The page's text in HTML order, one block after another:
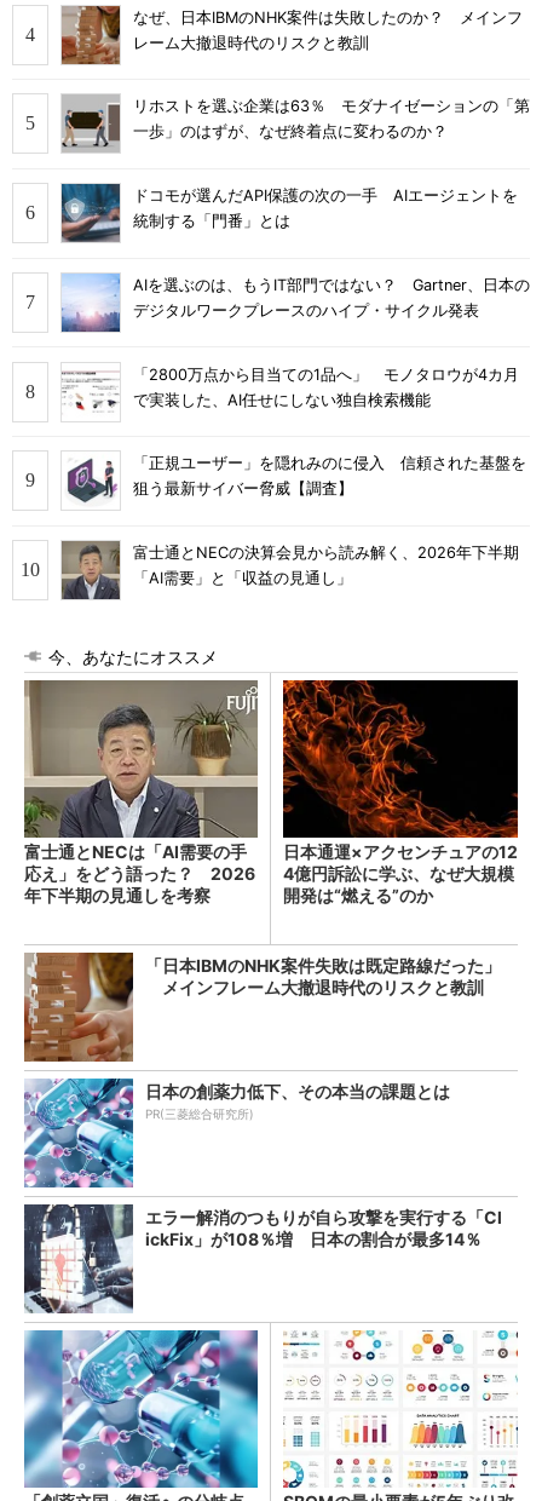
なぜ、日本IBMのNHK案件は失敗したのか？ メインフ
レーム大撤退時代のリスクと教訓
リホストを選ぶ企業は63％ モダナイゼーションの「第
一歩」のはずが、なぜ終着点に変わるのか？
ドコモが選んだAPI保護の次の一手 AIエージェントを
統制する「門番」とは
AIを選ぶのは、もうIT部門ではない？ Gartner、日本の
デジタルワークプレースのハイプ・サイクル発表
「2800万点から目当ての1品へ」 モノタロウが4カ月
で実装した、AI任せにしない独自検索機能
「正規ユーザー」を隠れみのに侵入 信頼された基盤を
狙う最新サイバー脅威【調査】
富士通とNECの決算会見から読み解く、2026年下半期
「AI需要」と「収益の見通し」
今、あなたにオススメ
富士通とNECは「AI需要の手
応え」をどう語った？ 2026
年下半期の見通しを考察
日本通運×アクセンチュアの12
4億円訴訟に学ぶ、なぜ大規模
開発は“燃える”のか
「日本IBMのNHK案件失敗は既定路線だった」
メインフレーム大撤退時代のリスクと教訓
日本の創薬力低下、その本当の課題とは
PR(三菱総合研究所)
エラー解消のつもりが自ら攻撃を実行する「Cl
ickFix」が108％増 日本の割合が最多14％